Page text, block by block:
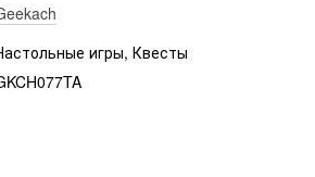
игры, Квесты